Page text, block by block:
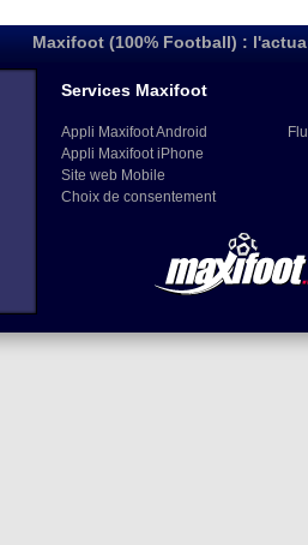
Maxifoot (100% Football) :
Services Maxifoot
Appli Maxifoot Android
Appli Maxifoot iPhone
Site web Mobile
Choix de consentement